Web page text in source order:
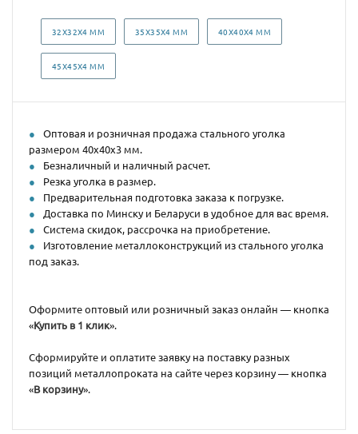
32Х32Х4 ММ 35Х35Х4 ММ 40Х40Х4 ММ
45Х45Х4 ММ
Оптовая и розничная продажа стального уголка
размером 40х40х3 мм.
Безналичный и наличный расчет.
Резка уголка в размер.
Предварительная подготовка заказа к погрузке.
Доставка по Минску и Беларуси в удобное для вас время.
Система скидок, рассрочка на приобретение.
Изготовление металлоконструкций из стального уголка
под заказ.
Оформите оптовый или розничный заказ онлайн — кнопка
«Купить в 1 клик».
Сформируйте и оплатите заявку на поставку разных
позиций металлопроката на сайте через корзину — кнопка
«В корзину».